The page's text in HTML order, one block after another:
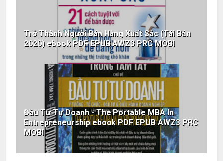
Trở Thành Người Bán Hàng Xuất Sắc (Tái Bản
2020) ebook PDF EPUB AWZ3 PRC MOBI
Đầu Tư Tự Doanh - The Portable MBA In
Entrepreneurship ebook PDF EPUB AWZ3 PRC
MOBI